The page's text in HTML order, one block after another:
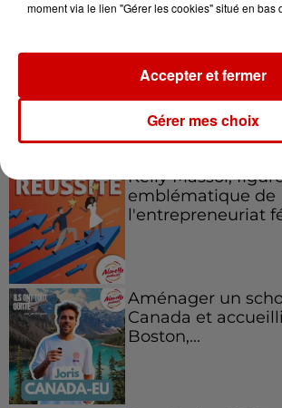
Kelly Massol,
emblématique de
l'entrepreneuriat
Aménager un
Canada et
Boston,...
moment via le lien "Gérer les cookies" situé en bas
Gérer mes choix
Accepter et fermer